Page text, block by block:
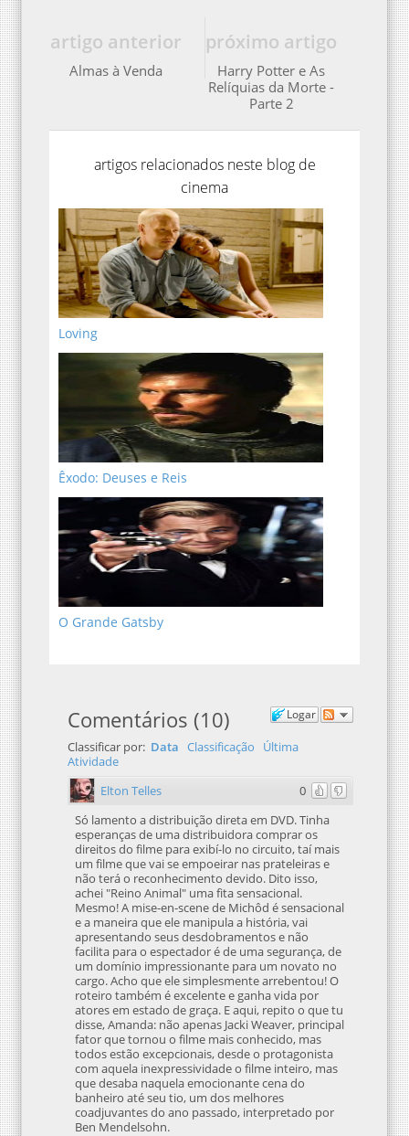
próximo artigo
Harry Potter e As
Relíquias da Morte -
Parte 2
artigo anterior
Almas à Venda
artigos relacionados neste blog de
cinema
Loving
Êxodo: Deuses e Reis
O Grande Gatsby
Logar
Comentários (10)
Classificar por: Data Classificação
Última
Atividade
0
Elton Telles
Só lamento a distribuição direta em DVD. Tinha
esperanças de uma distribuidora comprar os
direitos do filme para exibí-lo no circuito, taí mais
um filme que vai se empoeirar nas prateleiras e
não terá o reconhecimento devido. Dito isso,
achei "Reino Animal" uma fita sensacional.
Mesmo! A mise-en-scene de Michôd é sensacional
e a maneira que ele manipula a história, vai
apresentando seus desdobramentos e não
facilita para o espectador é de uma segurança, de
um domínio impressionante para um novato no
cargo. Acho que ele simplesmente arrebentou! O
roteiro também é excelente e ganha vida por
atores em estado de graça. E aqui, repito o que tu
disse, Amanda: não apenas Jacki Weaver, principal
fator que tornou o filme mais conhecido, mas
todos estão excepcionais, desde o protagonista
com aquela inexpressividade o filme inteiro, mas
que desaba naquela emocionante cena do
banheiro até seu tio, um dos melhores
coadjuvantes do ano passado, interpretado por
Ben Mendelsohn.